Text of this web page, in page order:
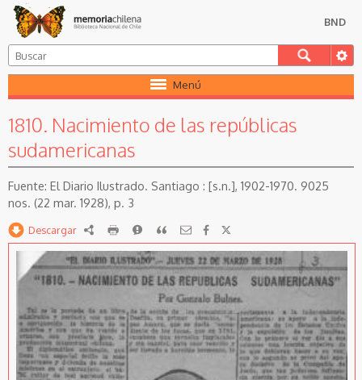
BND
Menú
1810. Nacimiento de las repúblicas
sudamericanas
El Diario Ilustrado. Santiago : [s.n.], 1902-1970. 9025
nos. (22 mar. 1928), p. 3
Descargar RDF imprimirReportarCitar